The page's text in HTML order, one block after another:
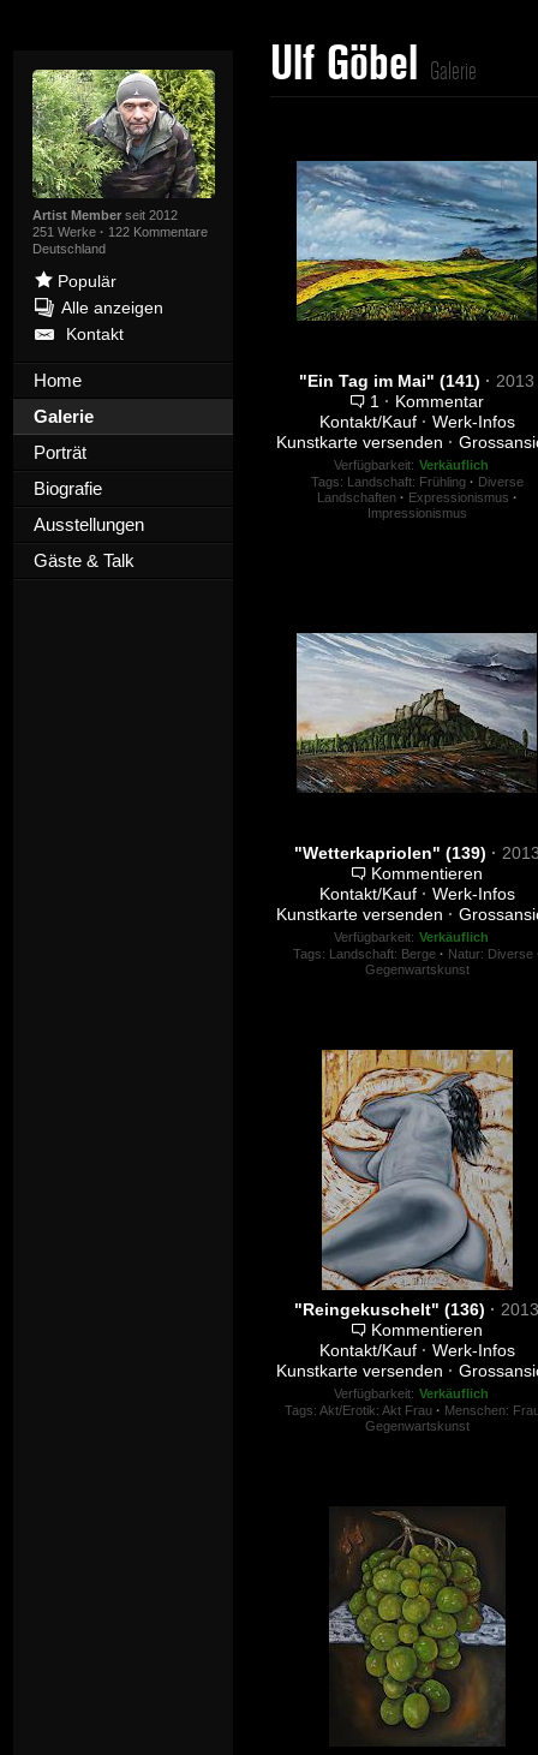
Artist Memberseit 2012
251 Werke · 122 Kommentare
Deutschland
Populär
Alle anzeigen
Kontakt
Home
Galerie
Porträt
Biografie
Ausstellungen
Gäste & Talk
Ulf Göbel Galerie
"Ein Tag im Mai" (141) · 2013
1 · Kommentar
Kontakt/Kauf · Werk-Infos
Kunstkarte versenden ·
Verfügbarkeit: Verkäuflich
Tags: Landschaft: Frühling · Diverse
Landschaften · Expressionismus ·
Impressionismus
"Wetterkapriolen" (139) ·
Kommentieren
Kontakt/Kauf · Werk-Infos
Kunstkarte versenden ·
Verfügbarkeit: Verkäuflich
Tags: Landschaft: Berge · Natur: Diverse
Gegenwartskunst
"Reingekuschelt" (136) ·
Kommentieren
Kontakt/Kauf · Werk-Infos
Kunstkarte versenden ·
Verfügbarkeit: Verkäuflich
Tags:Akt/Erotik: Akt Frau · Menschen:
Gegenwartskunst